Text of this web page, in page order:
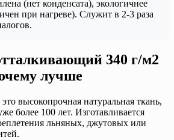
(нет конденсата), экологичнее
при нагреве). Служит в 2-3 раза
340 г/м2
лучше
высокопрочная натуральная ткань,
более 100 лет. Изготавливается
льняных, джутовых или